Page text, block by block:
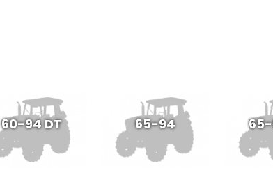
60-94 DT 65-94 65-